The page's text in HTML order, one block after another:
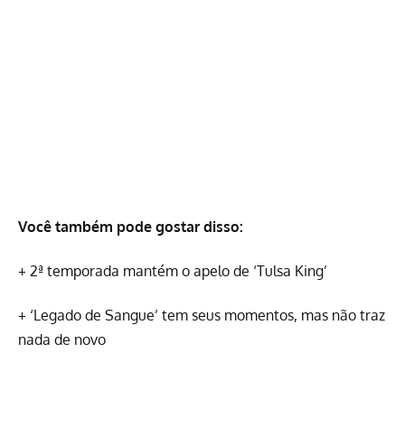
Você também pode gostar disso:
+ 2ª temporada mantém o apelo de ‘Tulsa King’
+ ‘Legado de Sangue’ tem seus momentos, mas não traz
nada de novo